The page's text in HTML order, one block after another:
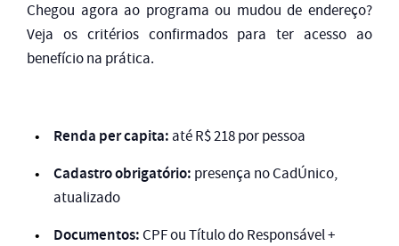
Chegou agora ao programa ou mudou de endereço?
Veja os critérios confirmados para ter acesso ao
benefício na prática.
Renda per capita: até R$ 218 por pessoa
Cadastro obrigatório: presença no CadÚnico,
atualizado
Documentos:CPF ou Título do Responsável +